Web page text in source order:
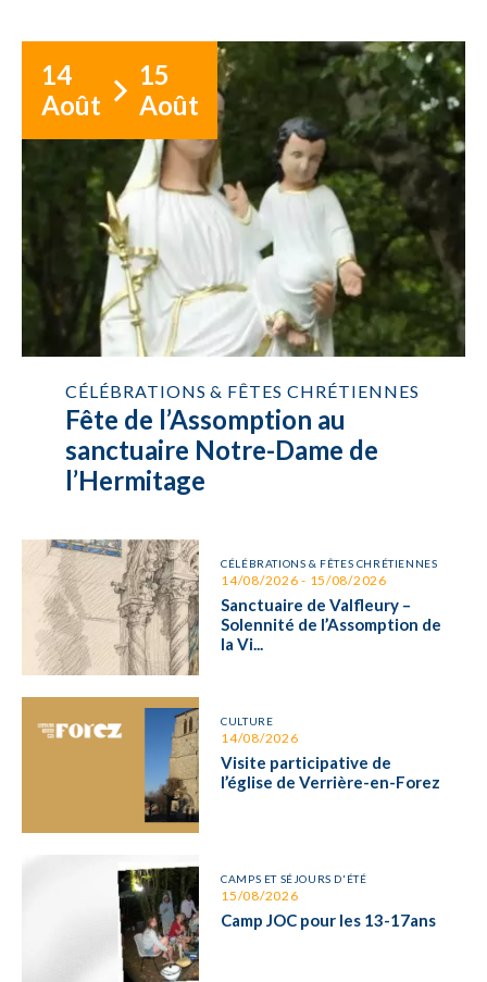
14
Août
15
Août
CÉLÉBRATIONS & FÊTES CHRÉTIENNES
Fête de l’Assomption au
sanctuaire Notre-Dame de
l’Hermitage
CÉLÉBRATIONS & FÊTES CHRÉTIENNES
14/08/2026 - 15/08/2026
Sanctuaire de Valfleury –
Solennité de l’Assomption de
la Vi...
CULTURE
14/08/2026
Visite participative de
l’église de Verrière-en-Forez
CAMPS ET SÉJOURS D'ÉTÉ
15/08/2026
Camp JOC pour les 13-17ans